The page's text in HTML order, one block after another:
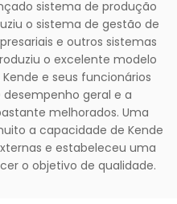
sistema de produção
o sistema de gestão de
e outros sistemas
o excelente modelo
e seus funcionários
desempenho geral e a
melhorados. Uma
a capacidade de Kende
e estabeleceu uma
o objetivo de qualidade.